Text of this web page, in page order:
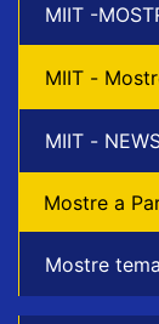
MIIT -
MIIT -
MIIT -
Mostre a
Mostre